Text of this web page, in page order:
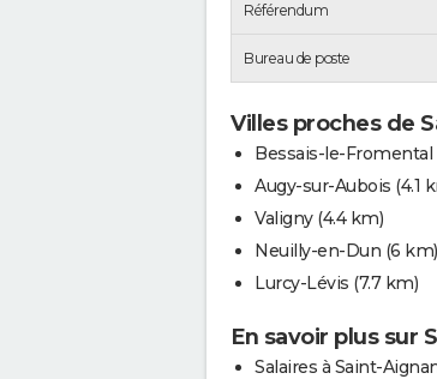
Référendum
Bureau de poste
Villes proches de
Bessais-le-Fromental
Augy-sur-Aubois (4.1
Valigny (4.4 km)
Neuilly-en-Dun (6 km)
Lurcy-Lévis (7.7 km)
En savoir plus sur
Salaires à Saint-